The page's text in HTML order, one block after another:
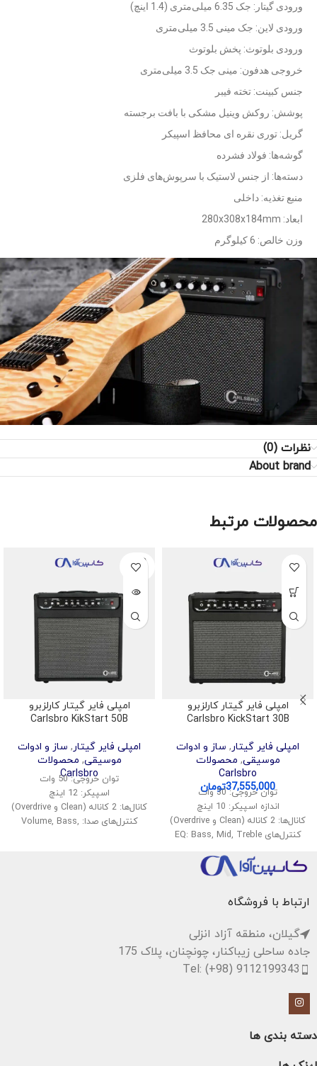
ورودی گیتار: جک 6.35 میلی‌متری (1.4 اینچ)
ورودی لاین: جک مینی 3.5 میلی‌متری
ورودی بلوتوث: پخش بلوتوث
خروجی هدفون: مینی جک 3.5 میلی‌متری
جنس کبینت: تخته فیبر
پوشش: روکش وینیل مشکی با بافت برجسته
گریل: توری نقره ای محافظ اسپیکر
گوشه‌ها: فولاد فشرده
دسته‌ها: از جنس لاستیک با سرپوش‌های فلزی
منبع تغذیه: داخلی
ابعاد: 280x308x184mm
وزن خالص: 6 کیلوگرم
نظرات (0)
About brand
محصولات مرتبط
امپلی فایر گیتار کارلزبرو
Carlsbro KickStart 30B
امپلی فایر گیتار, ساز و ادوات
موسیقی, محصولات
Carlsbro
37,555,000تومانتوان خروجی: 30 وات
اندازه اسپیکر: 10 اینچ
کانال‌ها: 2 کاناله (Clean و Overdrive)
کنترل‌های EQ: Bass, Mid, Treble
ورودی AUX: برای پخش موسیقی از
دستگاه‌های دیگر
خصوصی
وزن: حدود 8 کیلوگرم
SOLD
OUT
امپلی فایر گیتار کارلزبرو
Carlsbro KikStart 50B
امپلی فایر گیتار, ساز و ادوات
موسیقی, محصولات
Carlsbro
توان خروجی: 50 وات
اسپیکر: 12 اینچ
کانال‌ها: 2 کاناله (Clean و Overdrive)
کنترل‌های صدا: Volume, Bass,
ارتباط با فروشگاه
گیلان، منطقه آزاد انزلی
جاده ساحلی زیباکنار، چونچنان، پلاک 175
Tel: (+98) 9112199343
دسته بندی ها